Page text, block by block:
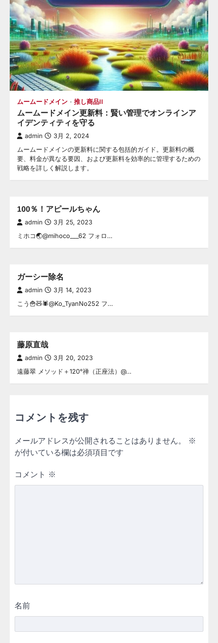
ン
ムームードメイン 推し商品II
ムームードメイン更新料：賢い管理でオンラインア
イデンティティを守る
admin 3月 2, 2024
ムームードメインの更新料に関する包括的ガイド。更新料の概
要、料金が異なる要因、および更新料を効率的に管理するための
戦略を詳しく解説します。
100％！アピールちゃん
admin 3月 25, 2023
ミホコ🌏@mihoco___62 フォロ…
ガーシー除名
admin 3月 14, 2023
こう🍟🧸🕷@Ko_TyanNo252 フ…
藤原直哉
admin 3月 20, 2023
遠藤翠 メソッド＋120°禅（正座法）@…
コメントを残す
メールアドレスが公開されることはありません。
※
が付いている欄は必須項目です
コメント ※
名前